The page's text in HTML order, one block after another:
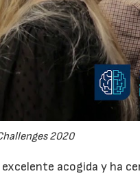
2020
acogida y ha